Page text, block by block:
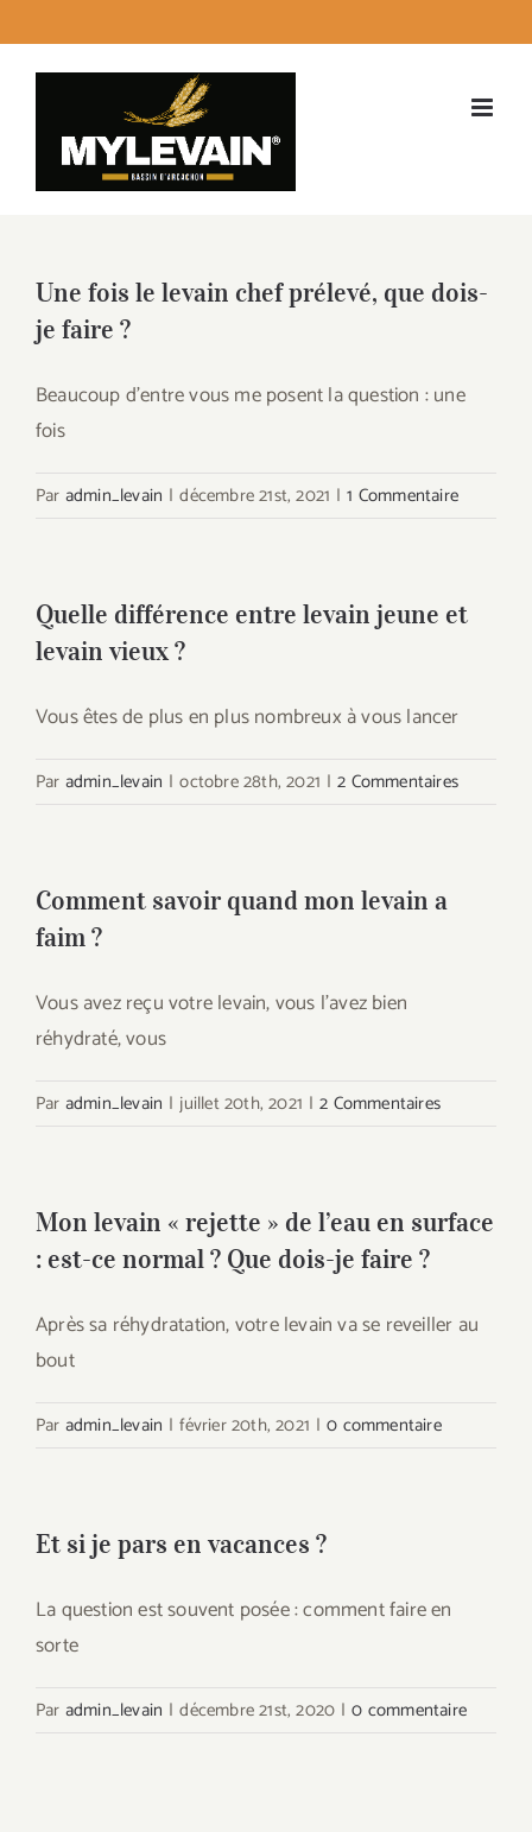
au
Une fois le levain chef prélevé, que dois-
je faire ?
Beaucoup d'entre vous me posent la question : une
fois
Par admin_levain | décembre 21st, 2021 | 1 Commentaire
Quelle différence entre levain jeune et
levain vieux ?
Vous êtes de plus en plus nombreux à vous lancer
Par admin_levain | octobre 28th, 2021 | 2 Commentaires
Comment savoir quand mon levain a
faim ?
Vous avez reçu votre levain, vous l'avez bien
réhydraté, vous
Par admin_levain | juillet 20th, 2021 | 2 Commentaires
Mon levain « rejette » de l’eau en surface
: est-ce normal ? Que dois-je faire ?
Après sa réhydratation, votre levain va se reveiller au
bout
Par admin_levain | février 20th, 2021 | 0 commentaire
Et si je pars en vacances ?
La question est souvent posée : comment faire en
sorte
Par admin_levain | décembre 21st, 2020 | 0 commentaire